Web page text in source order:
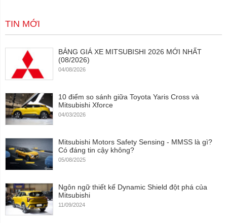
TIN MỚI
BẢNG GIÁ XE MITSUBISHI 2026 MỚI NHẤT
(08/2026)
04/08/2026
10 điểm so sánh giữa Toyota Yaris Cross và
Mitsubishi Xforce
04/03/2026
Mitsubishi Motors Safety Sensing - MMSS là gì?
Có đáng tin cậy không?
05/08/2025
Ngôn ngữ thiết kế Dynamic Shield đột phá của
Mitsubishi
11/09/2024